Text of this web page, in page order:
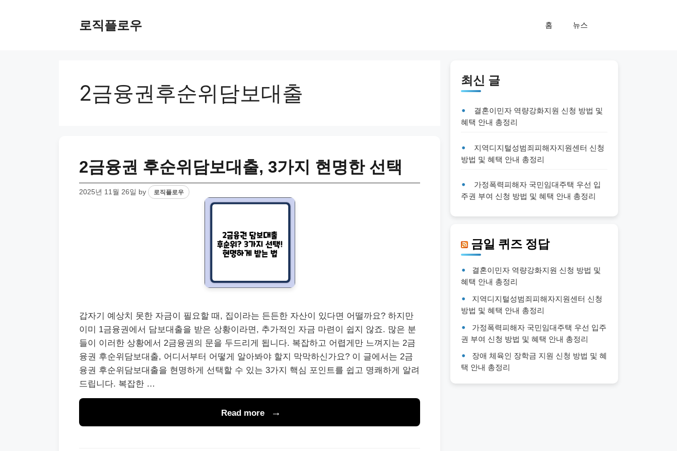
로직플로우 홈 뉴스
2금융권후순위담보대출
2금융권 후순위담보대출, 3가지 현명한 선택
2025년 11월 26일 by 로직플로우
갑자기 예상치 못한 자금이 필요할 때, 집이라는 든든한 자산이 있다면 어떨까요? 하지만
이미 1금융권에서 담보대출을 받은 상황이라면, 추가적인 자금 마련이 쉽지 않죠. 많은 분
들이 이러한 상황에서 2금융권의 문을 두드리게 됩니다. 복잡하고 어렵게만 느껴지는 2금
융권 후순위담보대출, 어디서부터 어떻게 알아봐야 할지 막막하신가요? 이 글에서는 2금
융권 후순위담보대출을 현명하게 선택할 수 있는 3가지 핵심 포인트를 쉽고 명쾌하게 알려
드립니다. 복잡한 …
Read more
최신 글
결혼이민자 역량강화지원 신청 방법 및
혜택 안내 총정리
지역디지털성범죄피해자지원센터 신청
방법 및 혜택 안내 총정리
가정폭력피해자 국민임대주택 우선 입
주권 부여 신청 방법 및 혜택 안내 총정리
금일 퀴즈 정답
결혼이민자 역량강화지원 신청 방법 및
혜택 안내 총정리
지역디지털성범죄피해자지원센터 신청
방법 및 혜택 안내 총정리
가정폭력피해자 국민임대주택 우선 입주
권 부여 신청 방법 및 혜택 안내 총정리
장애 체육인 장학금 지원 신청 방법 및 혜
택 안내 총정리